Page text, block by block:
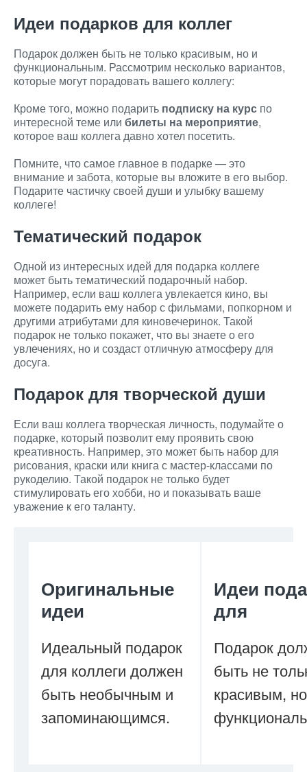
Идеи подарков для коллег
Подарок должен быть не только красивым, но и
функциональным. Рассмотрим несколько вариантов,
которые могут порадовать вашего коллегу:
Кроме того, можно подарить подписку на курс по
интересной теме или билеты на мероприятие,
которое ваш коллега давно хотел посетить.
Помните, что самое главное в подарке — это
внимание и забота, которые вы вложите в его выбор.
Подарите частичку своей души и улыбку вашему
коллеге!
Тематический подарок
Одной из интересных идей для подарка коллеге
может быть тематический подарочный набор.
Например, если ваш коллега увлекается кино, вы
можете подарить ему набор с фильмами, попкорном и
другими атрибутами для киновечеринок. Такой
подарок не только покажет, что вы знаете о его
увлечениях, но и создаст отличную атмосферу для
досуга.
Подарок для творческой души
Если ваш коллега творческая личность, подумайте о
подарке, который позволит ему проявить свою
креативность. Например, это может быть набор для
рисования, краски или книга с мастер-классами по
рукоделию. Такой подарок не только будет
стимулировать его хобби, но и показывать ваше
уважение к его таланту.
Оригинальные
идеи
Идеальный подарок
для коллеги должен
быть необычным и
запоминающимся.
Идеи
для
Подарок
быть не
красивым,